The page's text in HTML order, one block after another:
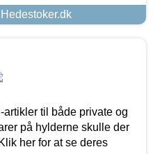
til både private og
på hylderne skulle der
her for at se deres